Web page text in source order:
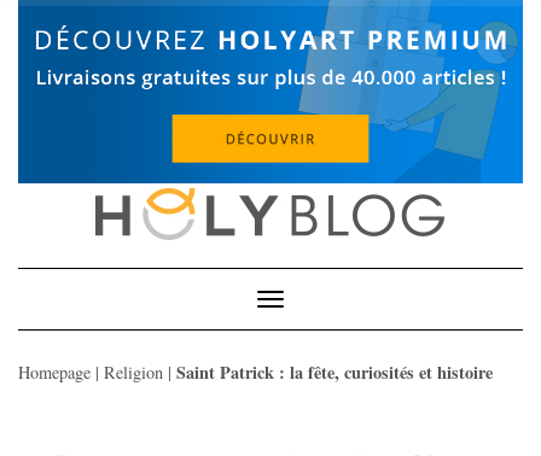
Toggle
Navigation
Homepage | Religion | Saint Patrick : la fête, curiosités et histoire